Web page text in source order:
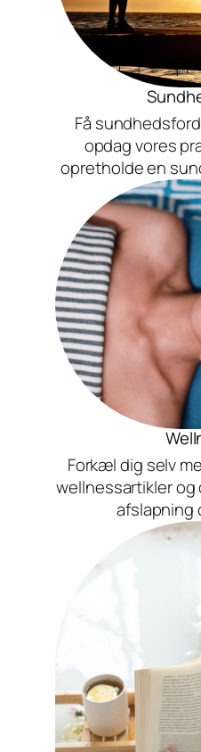
Få
opdag vores
opretholde en
Forkæl dig selv
wellnessartikler og
afslapning